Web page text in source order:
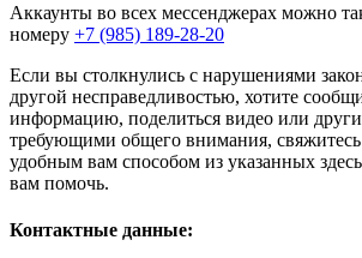
Аккаунты во всех мессенджерах можно
номеру +7 (985) 189-28-20
Если вы столкнулись с нарушениями
другой несправедливостью, хотите
информацию, поделиться видео или
требующими общего внимания,
удобным вам способом из указанных
вам помочь.
Контактные данные: